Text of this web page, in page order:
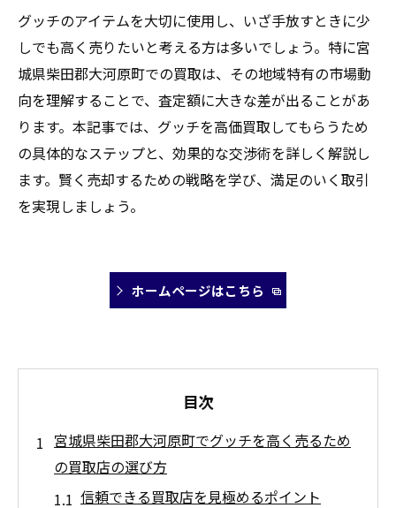
グッチのアイテムを大切に使用し、いざ手放すときに少
しでも高く売りたいと考える方は多いでしょう。特に宮
城県柴田郡大河原町での買取は、その地域特有の市場動
向を理解することで、査定額に大きな差が出ることがあ
ります。本記事では、グッチを高価買取してもらうため
の具体的なステップと、効果的な交渉術を詳しく解説し
ます。賢く売却するための戦略を学び、満足のいく取引
を実現しましょう。
ホームページはこちら
目次
宮城県柴田郡大河原町でグッチを高く売るため
の買取店の選び方
信頼できる買取店を見極めるポイント